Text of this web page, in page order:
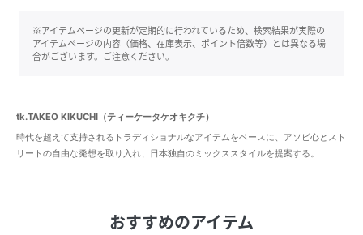
※アイテムページの更新が定期的に行われているため、検索結果が実際の
アイテムページの内容（価格、在庫表示、ポイント倍数等）とは異なる場
合がございます。ご注意ください。
tk.TAKEO KIKUCHI（ティーケータケオキクチ）
時代を超えて支持されるトラディショナルなアイテムをベースに、アソビ心とスト
リートの自由な発想を取り入れ、日本独自のミックススタイルを提案する。
おすすめのアイテム